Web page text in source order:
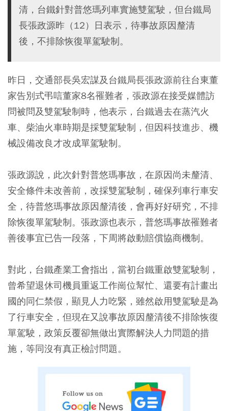
清，台鐵針對普悠瑪列車實施雙駕駛，但台鐵局
長張政源昨（12）日表示，待事故原因釐清
後，不排除恢復單駕駛制。
昨日，交通部長吳宏謀及台鐵局長張政源前往台東董
家告別式弔唁董家8名罹難者，張政源在接受媒體訪
問被問及雙駕駛制時，他表示，台鐵過去在蒸汽火
車、柴油火車時期是採雙駕駛制，但因科技進步、機
械設備改良才改成單駕駛制。
張政源說，此次針對普悠瑪事故 ，在原因尚未釐清、
安全條件未改善前，改採雙駕駛制 ，確保列車行車安
全，待普悠瑪事故原因釐清後，會再好好研究， 不排
除恢復單駕駛制。張政源也表示，普悠瑪事故罹難者
善後事宜已告一段落，下周將啟動賠償協商機制。
對此，台鐵產業工會指出，當初台鐵重啟雙駕駛制，
曾希望退休司機員重返工作崗位幫忙、還要有計畫出
國的同仁禁假，顯見人力吃緊，雖然啟用雙駕駛是為
了行車安全，但現在又說事故原因釐清後不排除恢復
單駕駛，政策反覆卻無做出實際解決人力問題的措
施，等同沒有真正檢討問題。